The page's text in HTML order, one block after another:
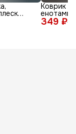
349 ₽
Коврик
енотами